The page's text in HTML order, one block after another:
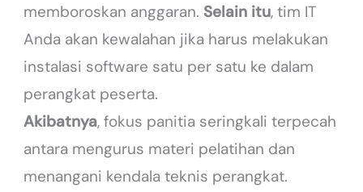
memboroskan anggaran. Selain itu, tim IT
Anda akan kewalahan jika harus melakukan
instalasi software satu per satu ke dalam
perangkat peserta.
Akibatnya, fokus panitia seringkali terpecah
antara mengurus materi pelatihan dan
menangani kendala teknis perangkat.